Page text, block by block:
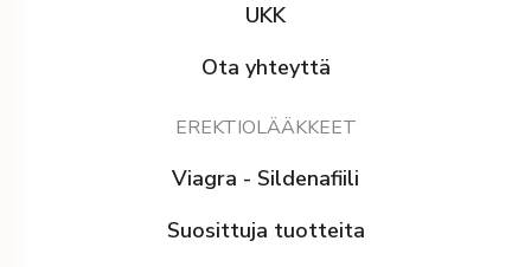
UKK
Ota yhteyttä
EREKTIOLÄÄKKEET
Viagra - Sildenafiili
Suosittuja tuotteita